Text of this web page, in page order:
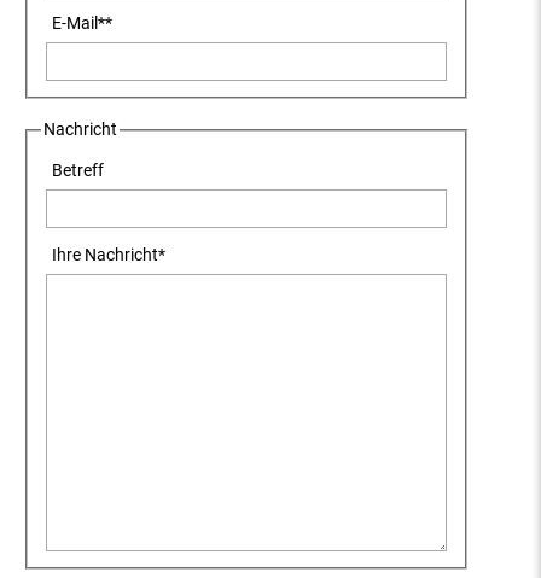
E-Mail**
Nachricht
Betreff
Ihre Nachricht*